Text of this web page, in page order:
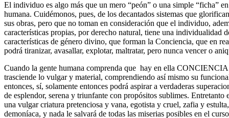
El individuo es algo más que un mero “peón” o una simple “ficha”
humana. Cuidémonos, pues, de los decantados sistemas que
sus obras, pero que no toman en consideración que el individuo,
características propias, por derecho natural, tiene una individualidad
características de género divino, que forman la Conciencia, que en
podrá tiranizar, avasallar, explotar, maltratar, pero nunca vencer o
Cuando la gente humana comprenda que hay en ella
trasciende lo vulgar y material, comprendiendo así mismo su
entonces, sí, solamente entonces podrá aspirar a verdaderas
de esplendor, serena y triunfante con propósitos sublimes. Entretanto
una vulgar criatura pretenciosa y vana, egotista y cruel, zafia y
demoníaca, y nada le salvará de todas las miserias posibles en el